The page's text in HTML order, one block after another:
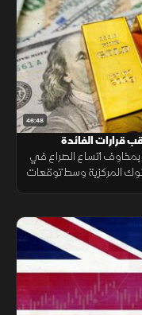
46:48
قرارات الفائدة
اتساع الصراع في
المركزية وسط توقعات